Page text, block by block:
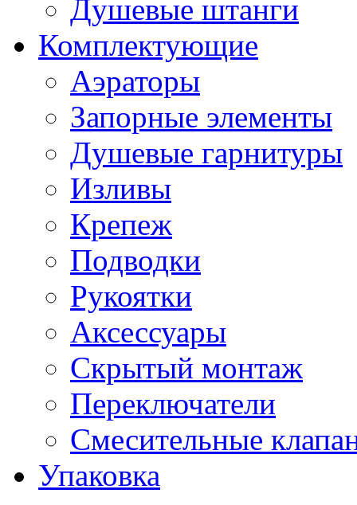
Душевые штанги
Комплектующие
Аэраторы
Запорные элементы
Душевые гарнитуры
Изливы
Крепеж
Подводки
Рукоятки
Аксессуары
Скрытый монтаж
Переключатели
Смесительные
Упаковка